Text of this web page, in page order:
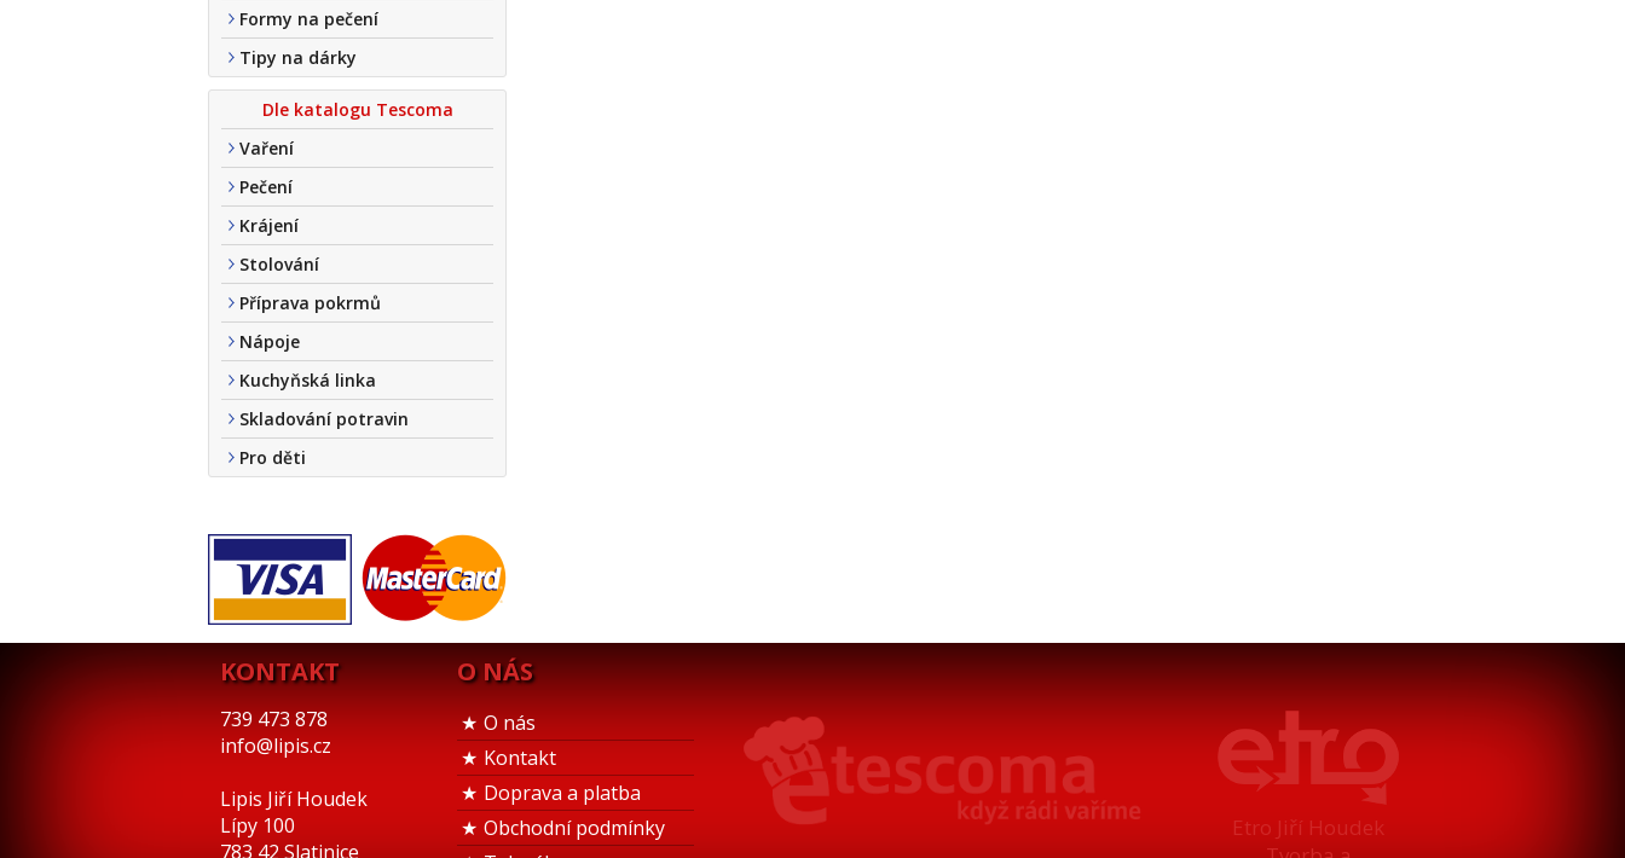
Formy na pečení
Tipy na dárky
Dle katalogu Tescoma
Vaření
Pečení
Krájení
Stolování
Příprava pokrmů
Nápoje
Kuchyňská linka
Skladování potravin
Pro děti
KONTAKT
739 473 878
info@lipis.cz
Lipis Jiří Houdek
Lípy 100
783 42 Slatinice
O NÁS
O nás
Kontakt
Doprava a platba
Obchodní podmínky
Etro Jiří Houdek